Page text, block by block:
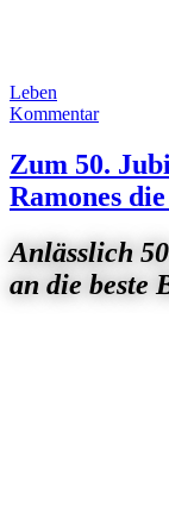
Leben
Kommentar
Zum 50.
Ramones
Anlässlich
an die beste